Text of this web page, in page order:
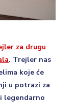
za drugu
. Trejler nas
koje će
u potrazi za
legendarno